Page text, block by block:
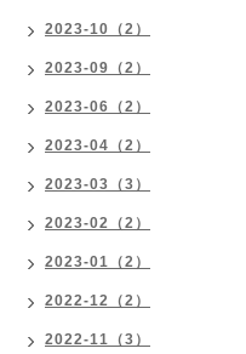
2023-10（2）
2023-09（2）
2023-06（2）
2023-04（2）
2023-03（3）
2023-02（2）
2023-01（2）
2022-12（2）
2022-11（3）